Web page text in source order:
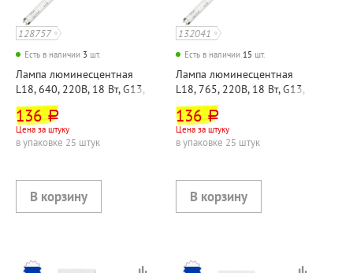
128757
Есть в наличии 3 шт.
Лампа люминесцентная
L18, 640, 220В, 18 Вт, G13,
4000К (дневной свет),
Osram
136 руб.
Цена за штуку
в упаковке 25 штук
132041
Есть в наличии 15 шт.
Лампа люминесцентная
L18, 765, 220В, 18 Вт, G13,
6500К (холодный свет),
Osram
136 руб.
Цена за штуку
в упаковке 25 штук